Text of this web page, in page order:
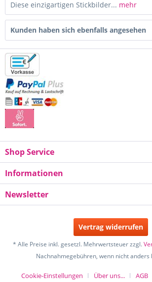
Diese einzigartigen Stickbilder... mehr
Kunden haben sich ebenfalls angesehen
Shop Service
Informationen
Newsletter
Vertrag widerrufen
* Alle Preise inkl. gesetzl. Mehrwertsteuer zzgl.
Nachnahmegebühren, wenn nicht anders
Cookie-Einstellungen Über uns... AGB